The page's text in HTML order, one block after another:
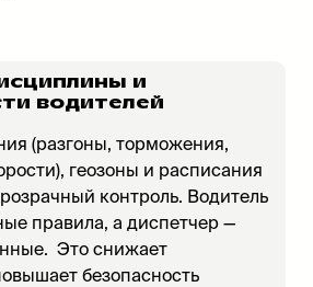
и
водителей
(разгоны, торможения,
геозоны и расписания
контроль. Водитель
правила, а диспетчер —
Это снижает
безопасность